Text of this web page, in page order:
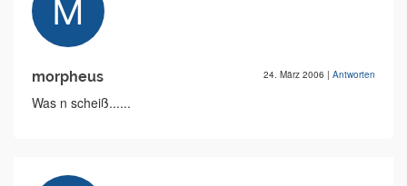
morpheus 24. März 2006 | Antworten
Was n scheiß......